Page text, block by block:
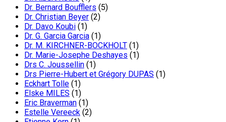
Dr. Bernard Boufflers (5)
Dr. Christian Beyer (2)
Dr. Davo Koubi (1)
Dr. G. Garcia Garcia (1)
Dr. M. KIRCHNER-BOCKHOLT (1)
Dr. Marie-Josephe Deshayes (1)
Drs C. Joussellin (1)
Drs Pierre-Hubert et Grégory DUPAS (1)
Eckhart Tolle (1)
Elske MILES (1)
Eric Braverman (1)
Estelle Vereeck (2)